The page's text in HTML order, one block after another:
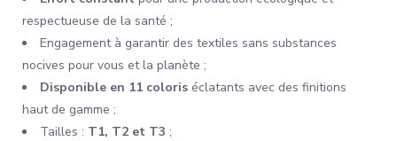
respectueuse de la santé ;
Engagement à garantir des textiles sans substances
nocives pour vous et la planète ;
Disponible en 11 coloris éclatants avec des finitions
haut de gamme ;
Tailles : T1, T2 et T3 ;